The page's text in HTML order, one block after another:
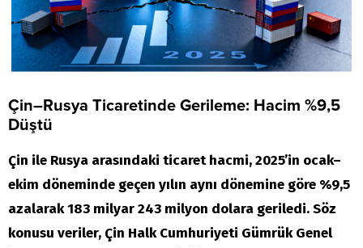
Çin–Rusya Ticaretinde Gerileme: Hacim %9,5
Düştü
Çin ile Rusya arasındaki ticaret hacmi, 2025’in ocak–
ekim döneminde geçen yılın aynı dönemine göre %9,5
azalarak 183 milyar 243 milyon dolara geriledi. Söz
konusu veriler, Çin Halk Cumhuriyeti Gümrük Genel